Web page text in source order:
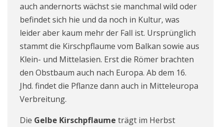
auch andernorts wächst sie manchmal wild oder
befindet sich hie und da noch in Kultur, was
leider aber kaum mehr der Fall ist. Ursprünglich
stammt die Kirschpflaume vom Balkan sowie aus
Klein- und Mittelasien. Erst die Römer brachten
den Obstbaum auch nach Europa. Ab dem 16.
Jhd. findet die Pflanze dann auch in Mitteleuropa
Verbreitung.
Die Gelbe Kirschpflaume trägt im Herbst